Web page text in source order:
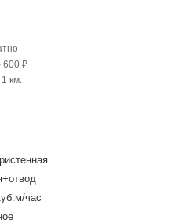
600 ₽
км.
час